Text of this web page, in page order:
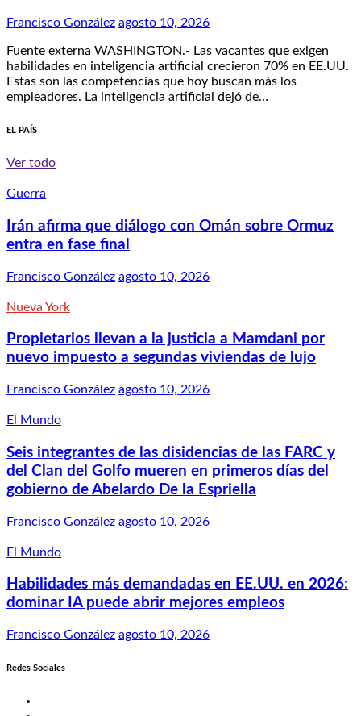
Francisco González agosto 10, 2026
Fuente externa WASHINGTON.- Las vacantes que exigen
habilidades en inteligencia artificial crecieron 70% en EE.UU.
Estas son las competencias que hoy buscan más los
empleadores. La inteligencia artificial dejó de…
EL PAÍS
Ver todo
Guerra
Irán afirma que diálogo con Omán sobre Ormuz
entra en fase final
Francisco González agosto 10, 2026
Nueva York
Propietarios llevan a la justicia a Mamdani por
nuevo impuesto a segundas viviendas de lujo
Francisco González agosto 10, 2026
El Mundo
Seis integrantes de las disidencias de las FARC y
del Clan del Golfo mueren en primeros días del
gobierno de Abelardo De la Espriella
Francisco González agosto 10, 2026
El Mundo
Habilidades más demandadas en EE.UU. en 2026:
dominar IA puede abrir mejores empleos
Francisco González agosto 10, 2026
Redes Sociales